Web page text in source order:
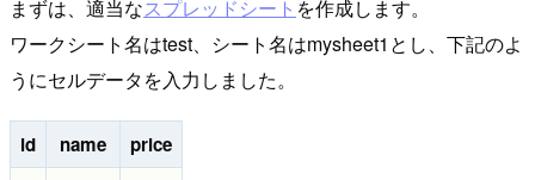
まずは、適当なスプレッドシート を作成します。
ワークシート名はtest、シート名はmysheet1とし、下記のよ
うにセルデータを入力しました。
id name price